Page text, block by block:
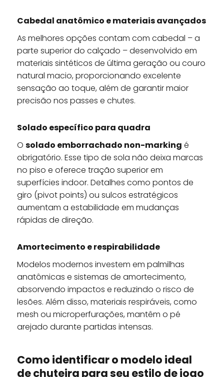
Cabedal anatômico e materiais avançados
As melhores opções contam com cabedal – a
parte superior do calçado – desenvolvido em
materiais sintéticos de última geração ou couro
natural macio, proporcionando excelente
sensação ao toque, além de garantir maior
precisão nos passes e chutes.
Solado específico para quadra
O solado emborrachado non-marking é
obrigatório. Esse tipo de sola não deixa marcas
no piso e oferece tração superior em
superfícies indoor. Detalhes como pontos de
giro (pivot points) ou sulcos estratégicos
aumentam a estabilidade em mudanças
rápidas de direção.
Amortecimento e respirabilidade
Modelos modernos investem em palmilhas
anatômicas e sistemas de amortecimento,
absorvendo impactos e reduzindo o risco de
lesões. Além disso, materiais respiráveis, como
mesh ou microperfurações, mantêm o pé
arejado durante partidas intensas.
Como identificar o modelo ideal
de chuteira para seu estilo de jogo